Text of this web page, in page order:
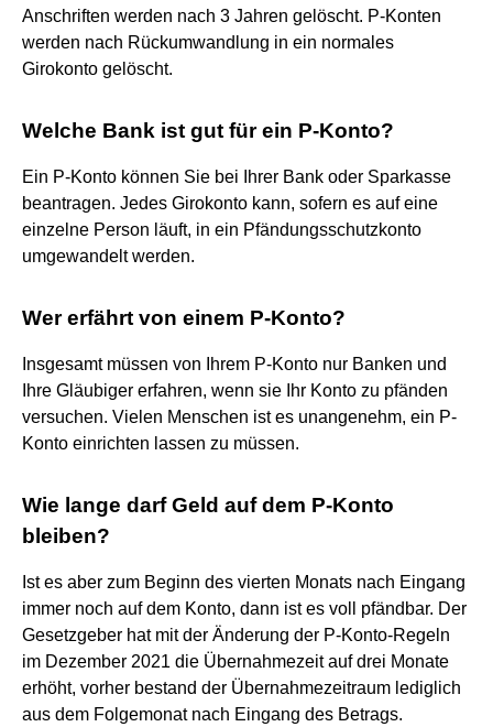
Anschriften werden nach 3 Jahren gelöscht. P-Konten
werden nach Rückumwandlung in ein normales
Girokonto gelöscht.
Welche Bank ist gut für ein P-Konto?
Ein P-Konto können Sie bei Ihrer Bank oder Sparkasse
beantragen. Jedes Girokonto kann, sofern es auf eine
einzelne Person läuft, in ein Pfändungsschutzkonto
umgewandelt werden.
Wer erfährt von einem P-Konto?
Insgesamt müssen von Ihrem P-Konto nur Banken und
Ihre Gläubiger erfahren, wenn sie Ihr Konto zu pfänden
versuchen. Vielen Menschen ist es unangenehm, ein P-
Konto einrichten lassen zu müssen.
Wie lange darf Geld auf dem P-Konto
bleiben?
Ist es aber zum Beginn des vierten Monats nach Eingang
immer noch auf dem Konto, dann ist es voll pfändbar. Der
Gesetzgeber hat mit der Änderung der P-Konto-Regeln
im Dezember 2021 die Übernahmezeit auf drei Monate
erhöht, vorher bestand der Übernahmezeitraum lediglich
aus dem Folgemonat nach Eingang des Betrags.